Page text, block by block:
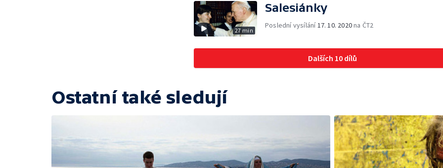
27 min
Salesiánky
Poslední vysílání 17. 10. 2020na ČT2
Dalších 10 dílů
Ostatní také sledují